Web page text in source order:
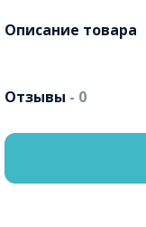
Описание товара
Отзывы - 0